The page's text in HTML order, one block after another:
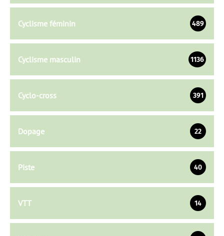
Cyclisme féminin 489
Cyclisme masculin 1136
Cyclo-cross 391
Dopage 22
Piste 40
VTT 14